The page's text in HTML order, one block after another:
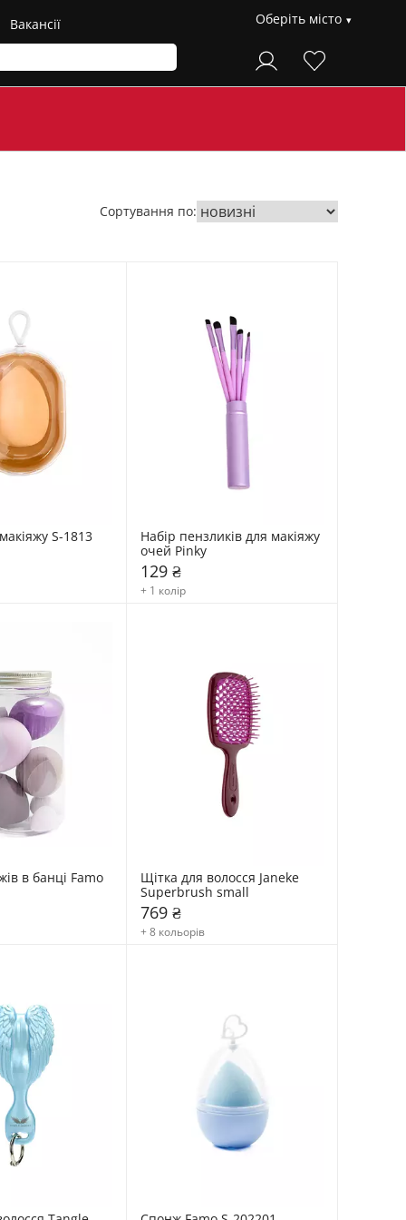
Вакансії Оберіть місто
Сортування по:
S-1813
Набір пензликів для макіяжу
очей Pinky
129 ₴
+ 1 колір
в банці Famo
Щітка для волосся Janeke
Superbrush small
769 ₴
+ 8 кольорів